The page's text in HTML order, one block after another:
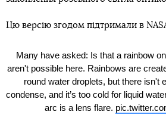
Цю версію згодом підтримали в
Many have asked: Is that a rainbow
aren't possible here. Rainbows are
round water droplets, but there isn't
condense, and it’s too cold for liquid
arc is a lens flare.